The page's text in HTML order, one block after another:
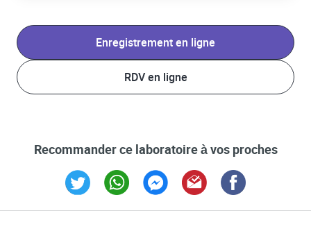
Enregistrement en ligne
RDV en ligne
Recommander ce laboratoire à vos proches